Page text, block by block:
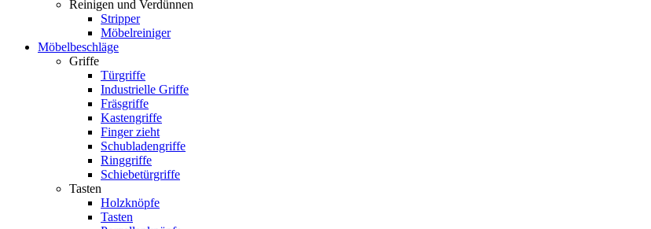
Reinigen und Verdünnen
Stripper
Möbelreiniger
Möbelbeschläge
Griffe
Türgriffe
Industrielle Griffe
Fräsgriffe
Kastengriffe
Finger zieht
Schubladengriffe
Ringgriffe
Schiebetürgriffe
Tasten
Holzknöpfe
Tasten